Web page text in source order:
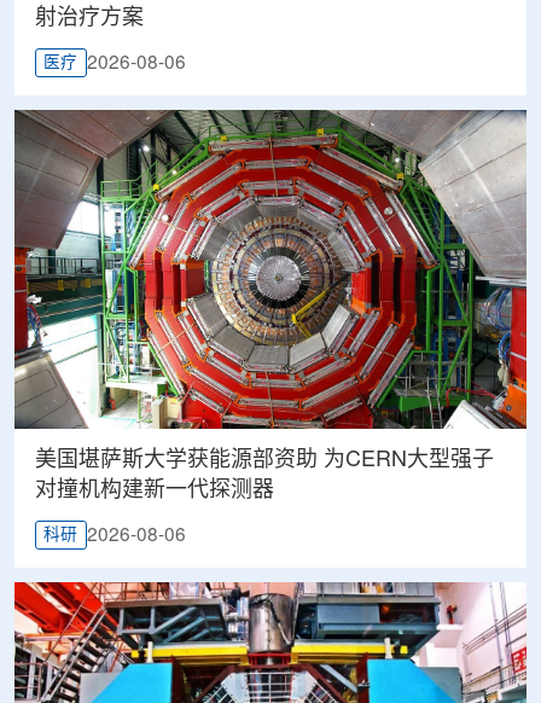
射治疗方案
医疗 2026-08-06
美国堪萨斯大学获能源部资助 为CERN大型强子
对撞机构建新一代探测器
科研 2026-08-06